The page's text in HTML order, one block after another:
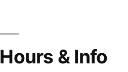
Hours & Info